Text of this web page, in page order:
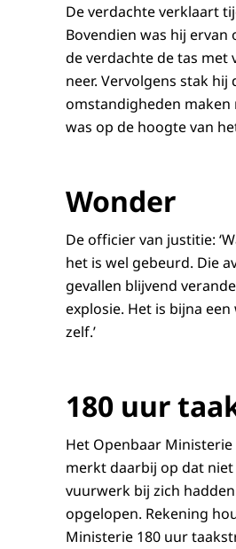
De verdachte verklaart
Bovendien was hij
de verdachte de tas met
neer. Vervolgens stak
omstandigheden maken
was op de hoogte van
Wonder
De officier van justitie:
het is wel gebeurd. Die
gevallen blijvend
explosie. Het is bijna
zelf.’
180 uur
Het Openbaar
merkt daarbij op dat
vuurwerk bij zich
opgelopen. Rekening
Ministerie 180 uur